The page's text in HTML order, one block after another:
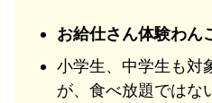
お給仕さん体験わん
小学生、中学生も対
が、食べ放題ではな